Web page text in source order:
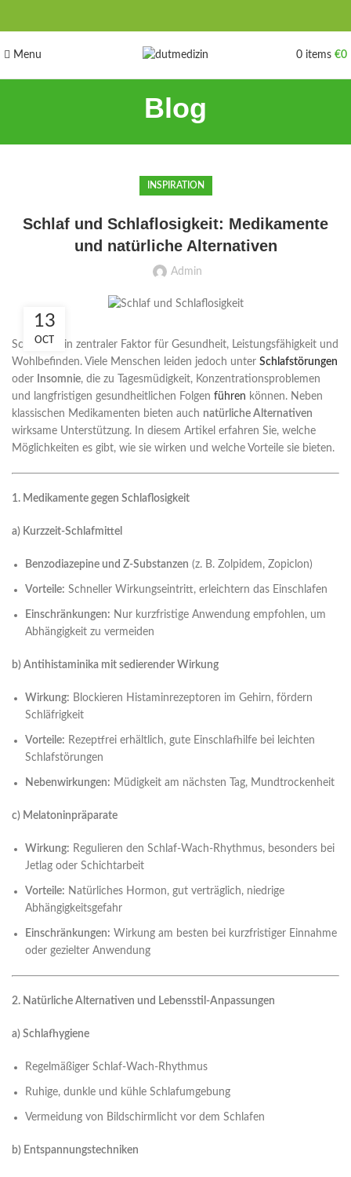
Menu 0 items €0
Blog
INSPIRATION
Schlaf und Schlaflosigkeit: Medikamente
und natürliche Alternativen
Admin
13
OCT
Schlaf ist ein zentraler Faktor für Gesundheit, Leistungsfähigkeit und
Wohlbefinden. Viele Menschen leiden jedoch unter Schlafstörungen
oder
Insomnie, die zu Tagesmüdigkeit, Konzentrationsproblemen
und langfristigen gesundheitlichen Folgen führen können. Neben
klassischen Medikamenten bieten auch natürliche Alternativen
wirksame Unterstützung. In diesem Artikel erfahren Sie, welche
Möglichkeiten es gibt, wie sie wirken und welche Vorteile sie bieten.
1. Medikamente gegen Schlaflosigkeit
a) Kurzzeit-Schlafmittel
Benzodiazepine und Z-Substanzen (z. B. Zolpidem, Zopiclon)
Vorteile: Schneller Wirkungseintritt, erleichtern das Einschlafen
Einschränkungen: Nur kurzfristige Anwendung empfohlen, um
Abhängigkeit zu vermeiden
b) Antihistaminika mit sedierender Wirkung
Wirkung: Blockieren Histaminrezeptoren im Gehirn, fördern
Schläfrigkeit
Vorteile: Rezeptfrei erhältlich, gute Einschlafhilfe bei leichten
Schlafstörungen
Nebenwirkungen: Müdigkeit am nächsten Tag, Mundtrockenheit
c) Melatoninpräparate
Wirkung: Regulieren den Schlaf-Wach-Rhythmus, besonders bei
Jetlag oder Schichtarbeit
Vorteile: Natürliches Hormon, gut verträglich, niedrige
Abhängigkeitsgefahr
Einschränkungen: Wirkung am besten bei kurzfristiger Einnahme
oder gezielter Anwendung
2. Natürliche Alternativen und Lebensstil-Anpassungen
a) Schlafhygiene
Regelmäßiger Schlaf-Wach-Rhythmus
Ruhige, dunkle und kühle Schlafumgebung
Vermeidung von Bildschirmlicht vor dem Schlafen
b) Entspannungstechniken